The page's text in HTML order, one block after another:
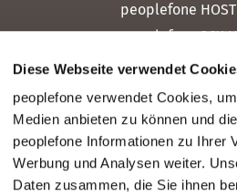
Diese Webseite verwendet
peoplefone verwendet Cookies,
Medien anbieten zu können und
peoplefone Informationen zu Ihrer
Werbung und Analysen weiter.
Daten zusammen, die Sie ihnen
in
peoplefone
peoplefone 3CX
peoplefone
peoplefone
peoplefone SMS